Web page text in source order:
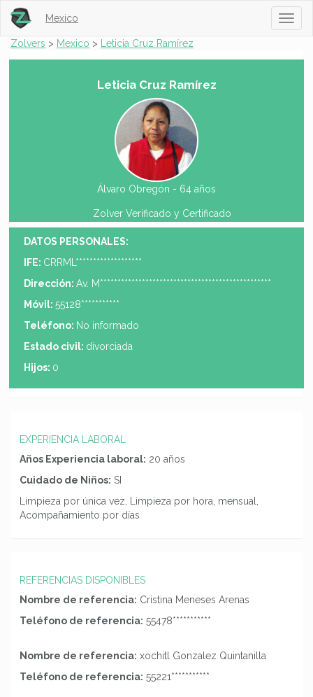
Mexico
Zolvers > Mexico > Leticia Cruz Ramírez
Leticia Cruz Ramírez
Álvaro Obregón - 64 años
Zolver Verificado y Certificado
DATOS PERSONALES:
IFE: CRRML*******************
Dirección:Av. M*************************************************
Móvil:55128***********
Teléfono: No informado
Estado civil: divorciada
Hijos: 0
EXPERIENCIA LABORAL
Años Experiencia laboral: 20 años
Cuidado de Niños: SI
Limpieza por única vez, Limpieza por hora, mensual,
Acompañamiento por días
REFERENCIAS DISPONIBLES
Nombre de referencia: Cristina Meneses Arenas
Teléfono de referencia: 55478***********
Nombre de referencia: xochitl Gonzalez Quintanilla
Teléfono de referencia: 55221***********